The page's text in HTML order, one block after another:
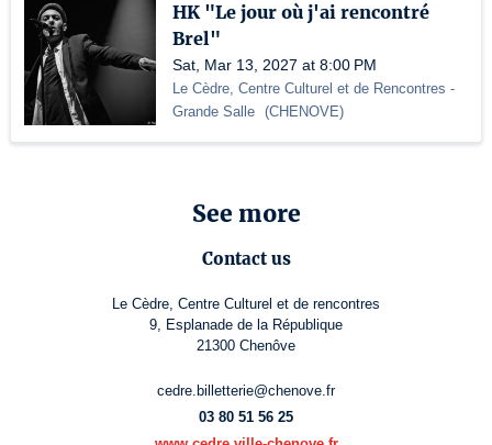
HK "Le jour où j'ai rencontré
Brel"
Sat, Mar 13, 2027 at 8:00 PM
Le Cèdre, Centre Culturel et de Rencontres -
Grande Salle (CHENOVE)
See more
Contact us
Le Cèdre, Centre Culturel et de rencontres
9, Esplanade de la République
21300 Chenôve
cedre.billetterie@chenove.fr
03 80 51 56 25